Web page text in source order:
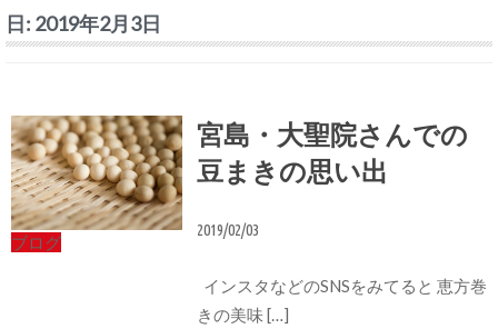
日: 2019年2月3日
ブログ
宮島・大聖院さんでの
豆まきの思い出
2019/02/03
インスタなどのSNSをみてると 恵方巻
きの美味 […]